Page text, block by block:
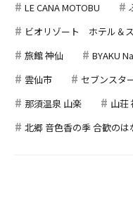
LE CANA MOTOBU
ビオリゾート ホテル＆
旅館 神仙
BYAKU
雲仙市
セブンスタ
那須温泉 山楽
山荘
北郷 音色香の季 合歓のは